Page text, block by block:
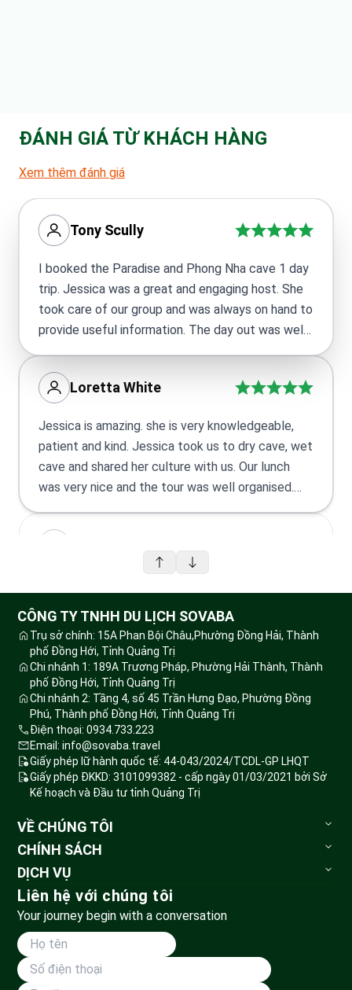
ĐÁNH GIÁ TỪ KHÁCH HÀNG
Xem thêm đánh giá
Tony Scully
I booked the Paradise and Phong Nha cave 1 day
trip. Jessica was a great and engaging host. She
took care of our group and was always on hand to
provide useful information. The day out was well
are in the area.
Loretta White
Jessica is amazing. she is very knowledgeable,
patient and kind. Jessica took us to dry cave, wet
cave and shared her culture with us. Our lunch
was very nice and the tour was well organised.
team.
supportive. Tour was on time. Lunch was delicious
with traditional foods, the caves are wonderful.
Jamie Drew
Totally professional and friendly. Our guide
Jessica communicated very well and made it fun.
The caves were very impressive and I hope to
return and do the other ones.
Ngân Chu Thị
Mình book tour Động Thiên Đường và Hava.
Hướng dẫn viên rất nhiệt tình, còn ngồi trông đồ
để nhà mình đi bơi chèo thuyền. Xe đưa đón sạch
sẽ; Nhà hàng ăn trưa đồ ăn rất tử tế; giá cả hợp lý,
lần sau công ty đi QB mình sẽ book tiếp SOVABA
CÔNG TY TNHH DU LỊCH SOVABA
Trụ sở chính: 15A Phan Bội Châu,Phường Đồng Hải, Thành
phố Đồng Hới, Tỉnh Quảng Trị
Chi nhánh 1: 189A Trương Pháp, Phường Hải Thành, Thành
phố Đồng Hới, Tỉnh Quảng Trị
Chi nhánh 2: Tầng 4, số 45 Trần Hưng Đạo, Phường Đồng
Phú, Thành phố Đồng Hới, Tỉnh Quảng Trị
Điện thoại: 0934.733.223
Email: info@sovaba.travel
Giấy phép lữ hành quốc tế: 44-043/2024/TCDL-GP LHQT
Giấy phép ĐKKD: 3101099382 - cấp ngày 01/03/2021 bởi Sở
Kế hoạch và Đầu tư tỉnh Quảng Trị
VỀ CHÚNG TÔI
Sovaba.travel
CHÍNH SÁCH
Bảo mật thông tin
Đặt tour
Huỷ tour & hoàn tiền
Phương thức vận chuyển
Thanh toán
DỊCH VỤ
Tour du lịch
Vé vui chơi
Tour đoàn
Land Tour
Dành cho đối tác
Liên hệ với chúng tôi
Your journey begin with a conversation